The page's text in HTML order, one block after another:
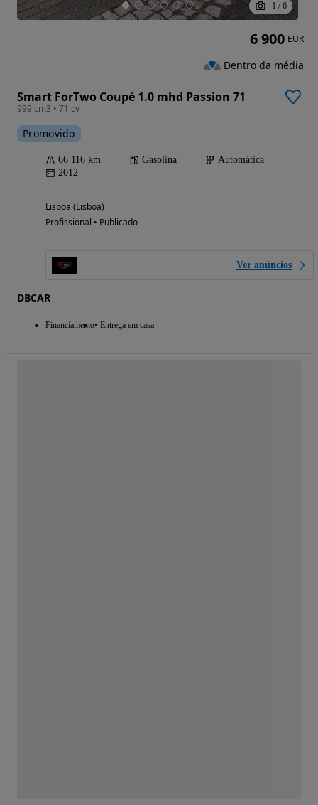
1 / 6
Smart ForTwo Coupé 1.0 mhd Passion 71
999 cm3 • 71 cv
Promovido
66 116 km Gasolina
Automática
2012
Lisboa (Lisboa)
Profissional • Publicado
Ver anúncios
DBCAR
Financiamento Entrega em casa
6 900 EUR
Dentro da média